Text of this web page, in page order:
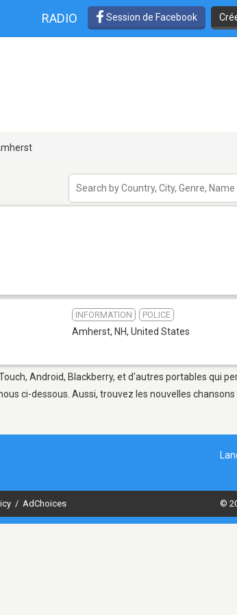
RADIO Session de Facebook
INFORMATION POLICE
Amherst, NH, United States
Android, Blackberry, et d'autres portables qui
ci-dessous. Aussi, trouvez les nouvelles
/ AdChoices ©